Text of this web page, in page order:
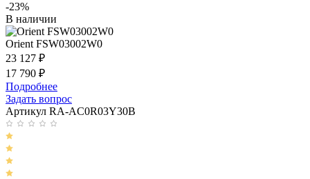
-23%
В наличии
Orient FSW03002W0
23 127 ₽
17 790 ₽
Подробнее
Задать вопрос
Артикул RA-AC0R03Y30B